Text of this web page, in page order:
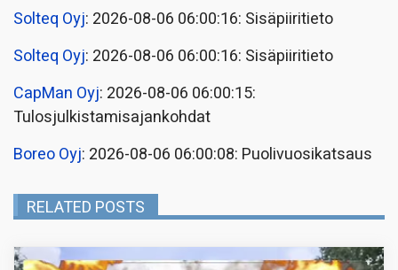
Solteq Oyj: 2026-08-06 06:00:16: Sisäpiiritieto
Solteq Oyj: 2026-08-06 06:00:16: Sisäpiiritieto
CapMan Oyj: 2026-08-06 06:00:15:
Tulosjulkistamisajankohdat
Boreo Oyj: 2026-08-06 06:00:08: Puolivuosikatsaus
RELATED POSTS